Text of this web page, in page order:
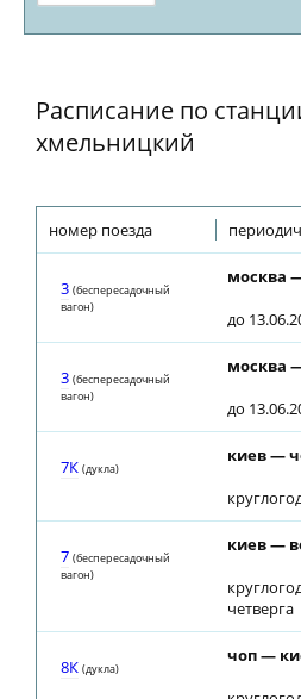
Расписание по
хмельницкий
номер поезда
3 (беспересадочный
вагон)
москва
до
3 (беспересадочный
вагон)
москва
до
7К (дуклa)
киев —
7 (беспересадочный
вагон)
киев —
четверга
8К (дуклa)
чоп —